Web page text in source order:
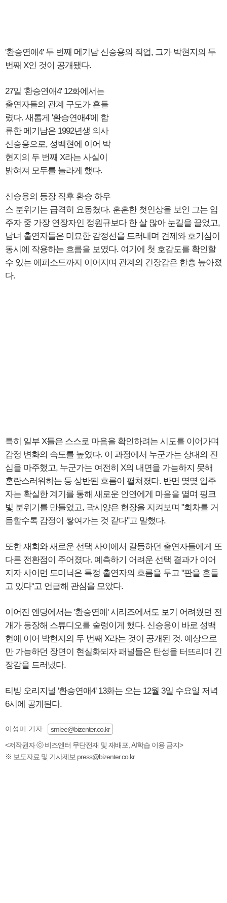
'환승연애4' 두 번째 메기남 신승용의 직업, 그가 박현지의 두
번째 X인 것이 공개됐다.
27일 '환승연애4' 12화에서는
출연자들의 관계 구도가 흔들
렸다. 새롭게 '환승연애4'에 합
류한 메기남은 1992년생 의사
신승용으로, 성백현에 이어 박
현지의 두 번째 X라는 사실이
밝혀져 모두를 놀라게 했다.
신승용의 등장 직후 환승 하우
스 분위기는 급격히 요동쳤다. 훈훈한 첫인상을 보인 그는 입
주자 중 가장 연장자인 정원규보다 한 살 많아 눈길을 끌었고,
남녀 출연자들은 미묘한 감정선을 드러내며 견제와 호기심이
동시에 작용하는 흐름을 보였다. 여기에 첫 호감도를 확인할
수 있는 에피소드까지 이어지며 관계의 긴장감은 한층 높아졌
다.
특히 일부 X들은 스스로 마음을 확인하려는 시도를 이어가며
감정 변화의 속도를 높였다. 이 과정에서 누군가는 상대의 진
심을 마주했고, 누군가는 여전히 X의 내면을 가늠하지 못해
혼란스러워하는 등 상반된 흐름이 펼쳐졌다. 반면 몇몇 입주
자는 확실한 계기를 통해 새로운 인연에게 마음을 열며 핑크
빛 분위기를 만들었고, 곽시양은 현장을 지켜보며 "회차를 거
듭할수록 감정이 쌓여가는 것 같다"고 말했다.
또한 재회와 새로운 선택 사이에서 갈등하던 출연자들에게 또
다른 전환점이 주어졌다. 예측하기 어려운 선택 결과가 이어
지자 사이먼 도미닉은 특정 출연자의 흐름을 두고 "판을 흔들
고 있다"고 언급해 관심을 모았다.
이어진 엔딩에서는 '환승연애' 시리즈에서도 보기 어려웠던 전
개가 등장해 스튜디오를 술렁이게 했다. 신승용이 바로 성백
현에 이어 박현지의 두 번째 X라는 것이 공개된 것. 예상으로
만 가능하던 장면이 현실화되자 패널들은 탄성을 터뜨리며 긴
장감을 드러냈다.
티빙 오리지널 '환승연애4' 13화는 오는 12월 3일 수요일 저녁
6시에 공개된다.
이성미 기자
smlee@bizenter.co.kr
<저작권자 ⓒ 비즈엔터 무단전재 및 재배포, AI학습 이용 금지>
※ 보도자료 및 기사제보 press@bizenter.co.kr